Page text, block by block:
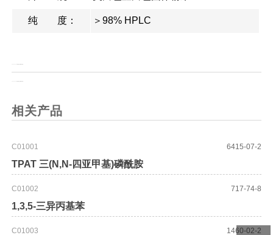
纯 度： ＞98% HPLC
相关产品
C01001
TPAT 三(N,N-四亚甲基)磷酰胺
6415-07-2
C01002
1,3,5-三异丙基苯
717-74-8
C01003 1460-02-2